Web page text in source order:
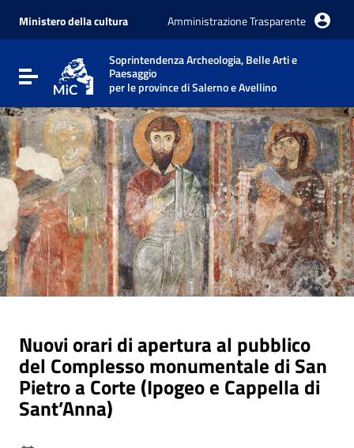
Vai al menu di navigazione
Vai al footer
Ministero della cultura Amministrazione Trasparente
Attiva / disattiva la navigazione
Soprintendenza Archeologia, Belle Arti e
Paesaggio
per le province di Salerno e Avellino
Nuovi orari di apertura al pubblico
del Complesso monumentale di San
Pietro a Corte (Ipogeo e Cappella di
Sant’Anna)